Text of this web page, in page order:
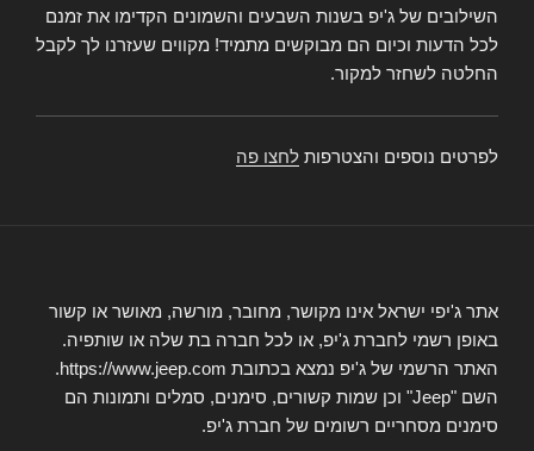
השילובים של ג'יפ בשנות השבעים והשמונים הקדימו את זמנם
לכל הדעות וכיום הם מבוקשים מתמיד! מקווים שעזרנו לך לקבל
החלטה לשחזר למקור.
לפרטים נוספים והצטרפות לחצו פה
אתר ג'יפי ישראל אינו מקושר, מחובר, מורשה, מאושר או קשור
באופן רשמי לחברת ג'יפ, או לכל חברה בת שלה או שותפיה.
האתר הרשמי של ג'יפ נמצא בכתובת https://www.jeep.com.
השם "Jeep" וכן שמות קשורים, סימנים, סמלים ותמונות הם
סימנים מסחריים רשומים של חברת ג'יפ.